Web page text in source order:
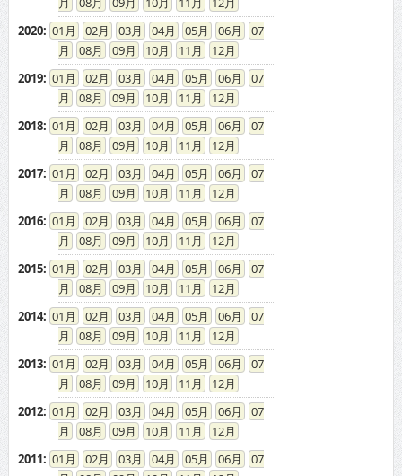
08
09 10 11
12
2017: 01 02 03 04 05 06
07
08
09 10 11
12
2016: 01 02 03 04 05 06
07
08
09 10 11
12
2015: 01 02 03 04 05 06
07
08
09 10 11
12
2014: 01 02 03 04 05 06
07
08
09 10 11
12
2013: 01 02 03 04 05 06
07
08
09 10 11
12
2012: 01 02 03 04 05 06
07
08
09 10 11
12
2011: 01 02 03 04 05 06
07
08
09 10 11
12
2010: 01 02 03 04 05 06
07
08
09 10 11
12
2009: 01 02 03 04 05 06
07
08
09 10 11
12
2008: 01 02 03 04 05 06
07